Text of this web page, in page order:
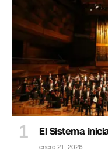
El Sistema
enero 21, 2026